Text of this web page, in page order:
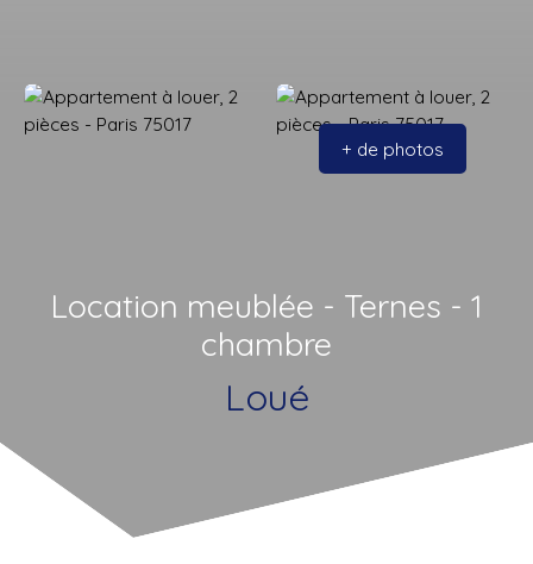
+ de photos
Location meublée - Ternes - 1
chambre
Loué